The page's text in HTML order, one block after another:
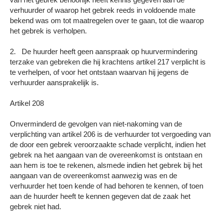
verhuurder of waarop het gebrek reeds in voldoende mate
bekend was om tot maatregelen over te gaan, tot die waarop
het gebrek is verholpen.
2. De huurder heeft geen aanspraak op huurvermindering
terzake van gebreken die hij krachtens artikel 217 verplicht is
te verhelpen, of voor het ontstaan waarvan hij jegens de
verhuurder aansprakelijk is.
Artikel 208
Onverminderd de gevolgen van niet-nakoming van de
verplichting van artikel 206 is de verhuurder tot vergoeding van
de door een gebrek veroorzaakte schade verplicht, indien het
gebrek na het aangaan van de overeenkomst is ontstaan en
aan hem is toe te rekenen, alsmede indien het gebrek bij het
aangaan van de overeenkomst aanwezig was en de
verhuurder het toen kende of had behoren te kennen, of toen
aan de huurder heeft te kennen gegeven dat de zaak het
gebrek niet had.